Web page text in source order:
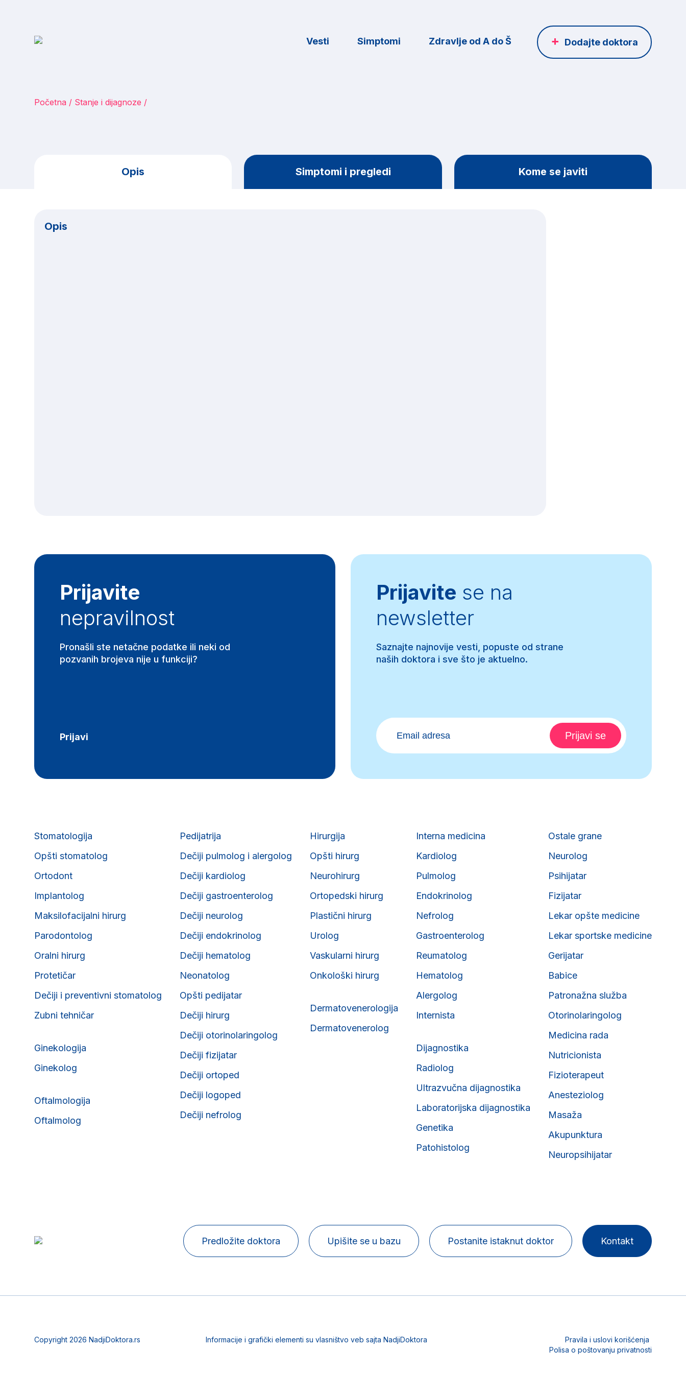
Vesti Simptomi Zdravlje od A do Š Dodajte doktora
Početna Stanje i dijagnoze
Opis Simptomi i pregledi Kome se javiti
Opis
Prijavite
nepravilnost
Pronašli ste netačne podatke ili neki od
pozvanih brojeva nije u funkciji?
Prijavi
Prijavite se na
newsletter
Saznajte najnovije vesti, popuste od strane
naših doktora i sve što je aktuelno.
Stomatologija
Opšti stomatolog
Ortodont
Implantolog
Maksilofacijalni hirurg
Parodontolog
Oralni hirurg
Protetičar
Dečiji i preventivni stomatolog
Zubni tehničar
Ginekologija
Ginekolog
Oftalmologija
Oftalmolog
Pedijatrija
Dečiji pulmolog i alergolog
Dečiji kardiolog
Dečiji gastroenterolog
Dečiji neurolog
Dečiji endokrinolog
Dečiji hematolog
Neonatolog
Opšti pedijatar
Dečiji hirurg
Dečiji otorinolaringolog
Dečiji fizijatar
Dečiji ortoped
Dečiji logoped
Dečiji nefrolog
Hirurgija
Opšti hirurg
Neurohirurg
Ortopedski hirurg
Plastični hirurg
Urolog
Vaskularni hirurg
Onkološki hirurg
Dermatovenerologija
Dermatovenerolog
Interna medicina
Kardiolog
Pulmolog
Endokrinolog
Nefrolog
Gastroenterolog
Reumatolog
Hematolog
Alergolog
Internista
Dijagnostika
Radiolog
Ultrazvučna dijagnostika
Laboratorijska dijagnostika
Genetika
Patohistolog
Ostale grane
Neurolog
Psihijatar
Fizijatar
Lekar opšte medicine
Lekar sportske medicine
Gerijatar
Babice
Patronažna služba
Otorinolaringolog
Medicina rada
Nutricionista
Fizioterapeut
Anesteziolog
Masaža
Akupunktura
Neuropsihijatar
Predložite doktora Upišite se u bazu Postanite istaknut doktor Kontakt
Copyright 2026 NadjiDoktora.rs Informacije i grafički elementi su vlasništvo veb sajta NadjiDoktora
Pravila i uslovi korišćenja
Polisa o poštovanju privatnosti